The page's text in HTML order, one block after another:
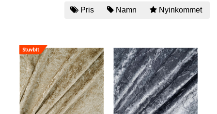
Pris Namn Nyinkommet